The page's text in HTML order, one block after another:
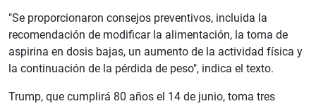
"Se proporcionaron consejos preventivos, incluida la
recomendación de modificar la alimentación, la toma de
aspirina en dosis bajas, un aumento de la actividad física y
la continuación de la pérdida de peso", indica el texto.
Trump, que cumplirá 80 años el 14 de junio, toma tres